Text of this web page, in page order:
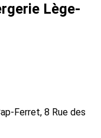
Lège-
Ferret, 8 Rue des